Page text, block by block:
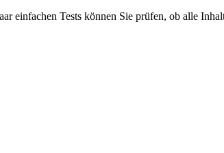
einfachen Tests können Sie prüfen, ob alle